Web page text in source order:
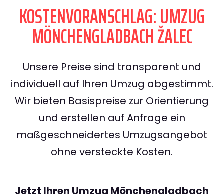
KOSTENVORANSCHLAG: UMZUG
MÖNCHENGLADBACH ŽALEC
Unsere Preise sind transparent und
individuell auf Ihren Umzug abgestimmt.
Wir bieten Basispreise zur Orientierung
und erstellen auf Anfrage ein
maßgeschneidertes Umzugsangebot
ohne versteckte Kosten.